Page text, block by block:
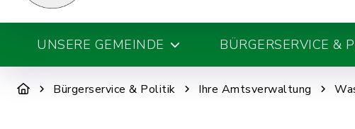
UNSERE GEMEINDE BÜRGERSERVICE &
Bürgerservice & Politik Ihre Amtsverwaltung